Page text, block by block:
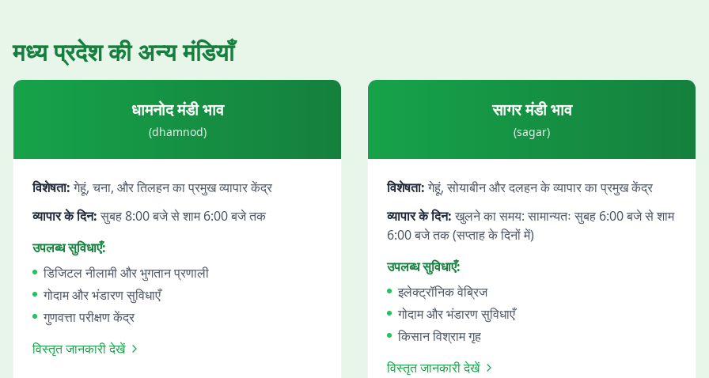
मध्य प्रदेशकी अन्य मंडियाँ
धामनोदमंडी भाव
(dhamnod)
विशेषता: गेहूं, चना, और तिलहन का प्रमुख व्यापार केंद्र
व्यापार के दिन: सुबह 8:00 बजे से शाम 6:00 बजे तक
उपलब्ध सुविधाएँ:
डिजिटल नीलामी और भुगतान प्रणाली
गोदाम और भंडारण सुविधाएँ
गुणवत्ता परीक्षण केंद्र
विस्तृत जानकारी देखें
सागरमंडी भाव
(sagar)
विशेषता: गेहूं, सोयाबीन और दलहन के व्यापार का प्रमुख केंद्र
व्यापार के दिन: खुलने का समय: सामान्यतः सुबह 6:00 बजे से शाम
6:00 बजे तक (सप्ताह के दिनों में)
उपलब्ध सुविधाएँ:
इलेक्ट्रॉनिक वेब्रिज
गोदाम और भंडारण सुविधाएँ
किसान विश्राम गृह
विस्तृत जानकारी देखें